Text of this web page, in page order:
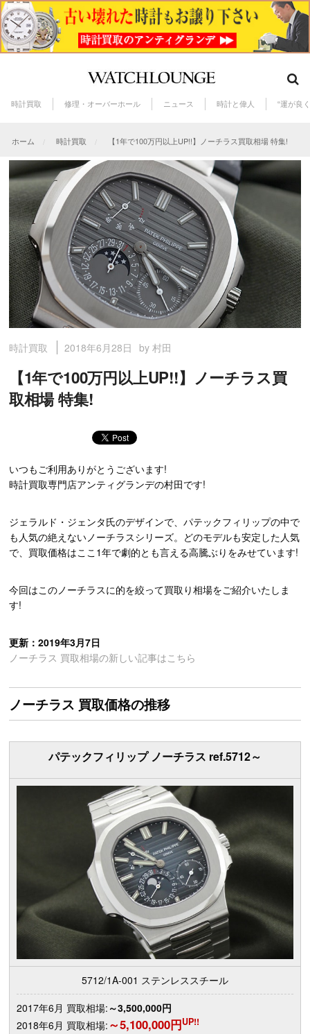
時計買取 修理・オーバーホール ニュース 時計と偉人 “運が良
ホーム 時計買取 【1年で100万円以上UP!!】ノーチラス買取相場 特集!
時計買取 2018年6月28日 by 村田
【1年で100万円以上UP!!】ノーチラス買
取相場 特集!
いつもご利用ありがとうございます!
時計買取専門店アンティグランデの村田です!
ジェラルド・ジェンタ氏のデザインで、パテックフィリップの中で
も人気の絶えないノーチラスシリーズ。どのモデルも安定した人気
で、買取価格はここ1年で劇的とも言える高騰ぶりをみせています!
今回はこのノーチラスに的を絞って買取り相場をご紹介いたしま
す!
更新：2019年3月7日
ノーチラス 買取相場の新しい記事はこちら
ノーチラス 買取価格の推移
パテックフィリップ ノーチラス ref.5712～
5712/1A-001 ステンレススチール
2017年6月 買取相場: ～3,500,000円
2018年6月 買取相場: ～5,100,000円UP!!